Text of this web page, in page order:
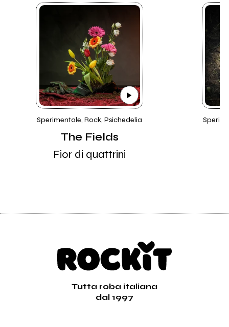
Sperimentale, Rock, Psichedelia
The Fields
Fior di quattrini
Tutta roba italiana
dal 1997